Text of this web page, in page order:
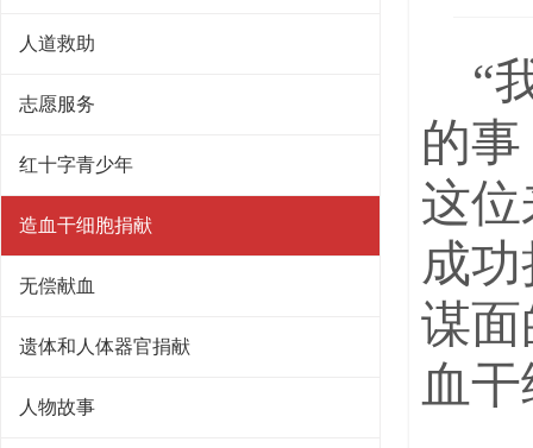
人道救助
志愿服务
红十字青少年
造血干细胞捐献
无偿献血
遗体和人体器官捐献
人物故事
“
的
这
成
谋
血